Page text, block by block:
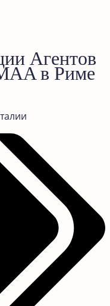
Агентов
в Риме